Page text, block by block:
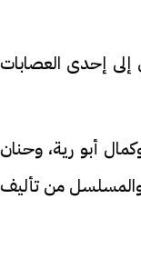
إحدى العصابات
أبو رية، وحنان
من تأليف
بيه.. أول ظهور لـ
فيديو